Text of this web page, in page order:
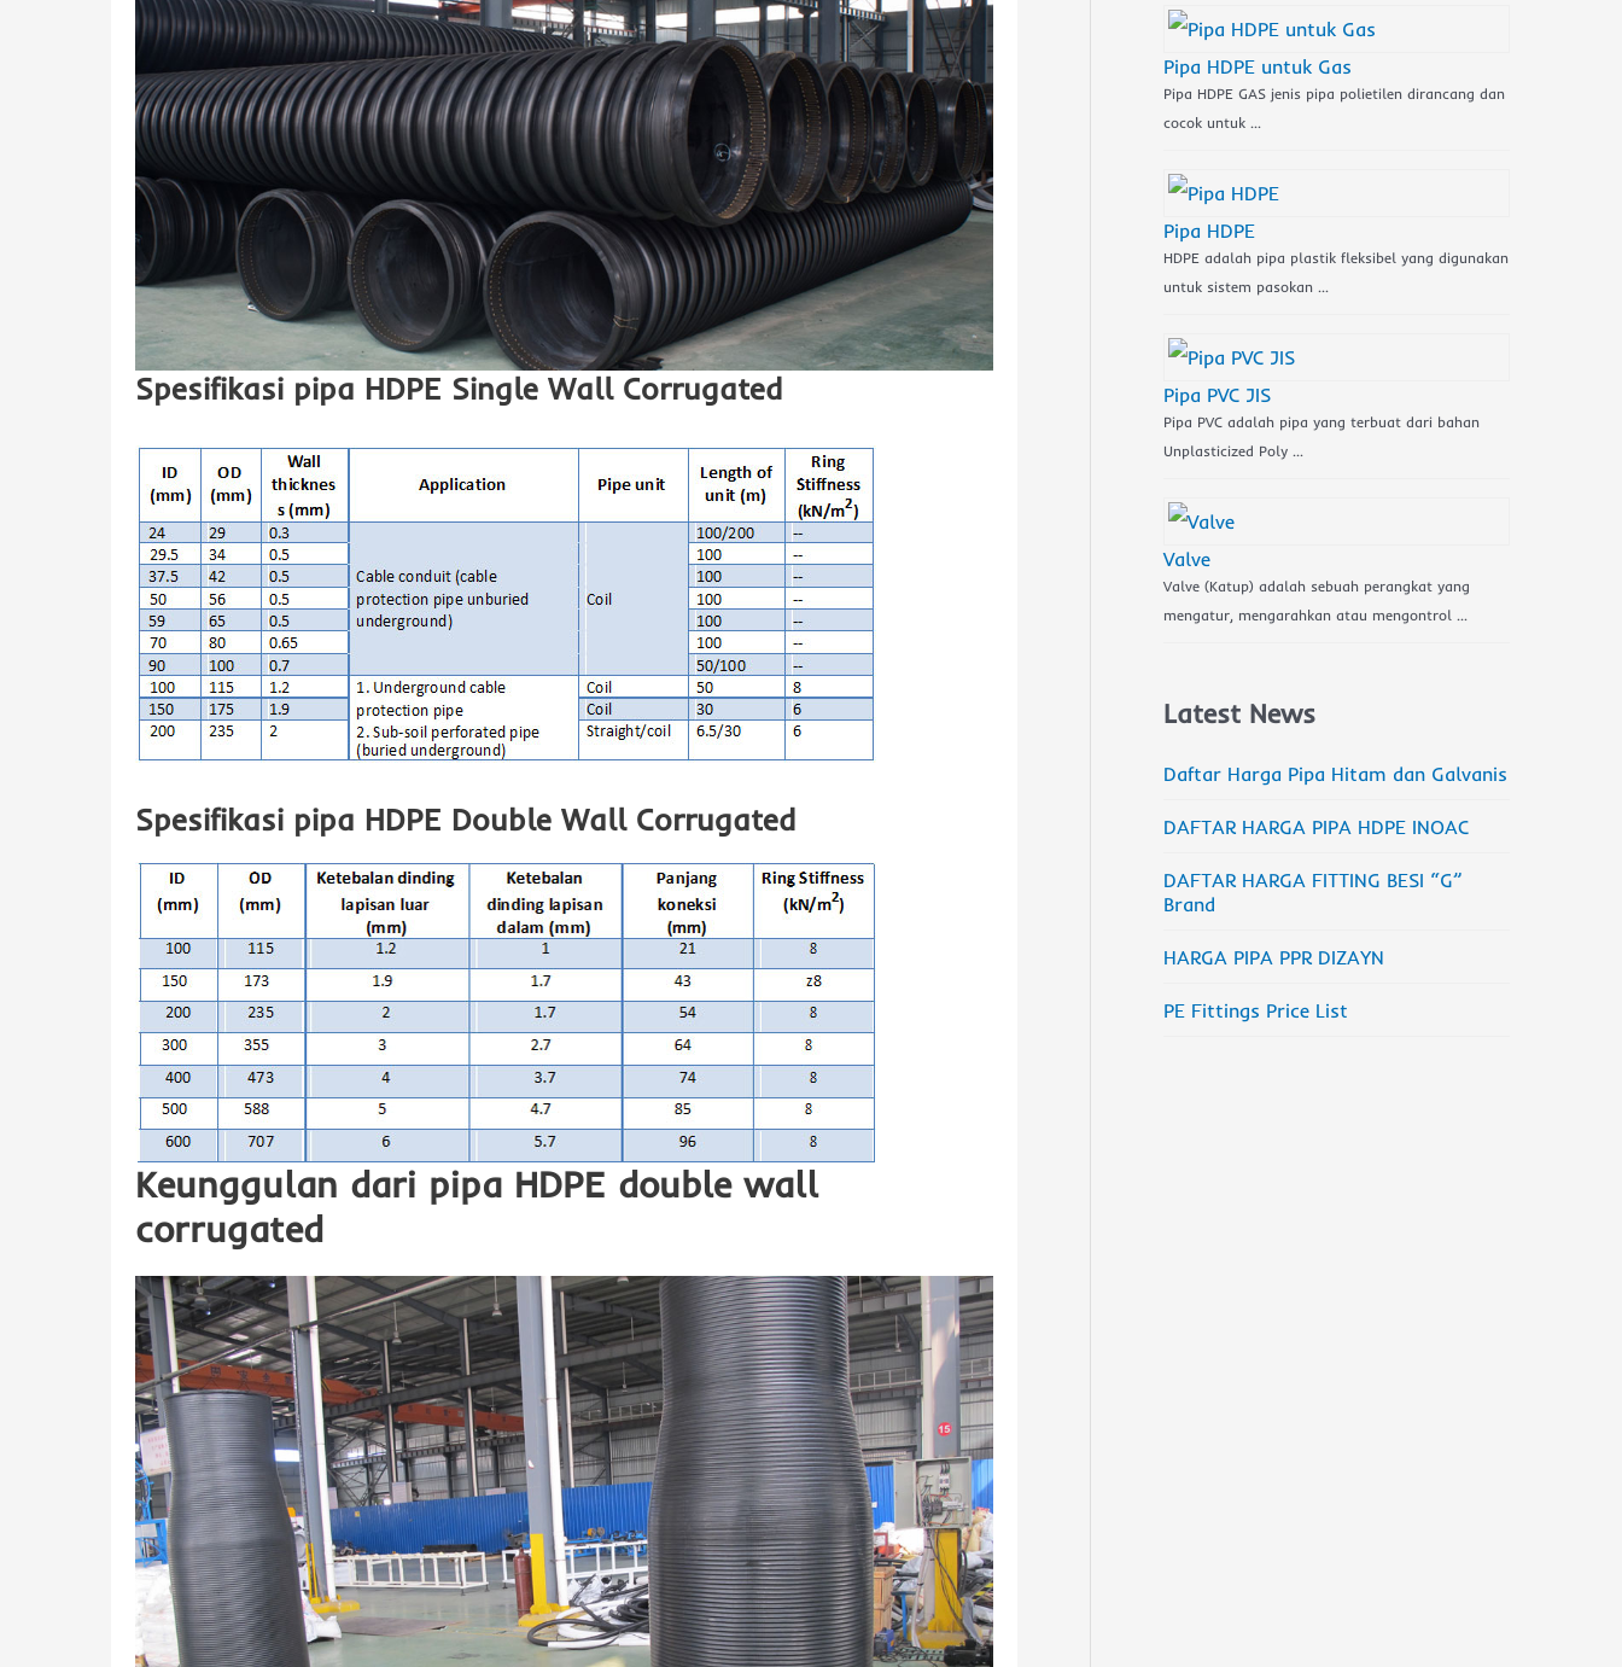
Spesifikasi pipa HDPE Single Wall Corrugated
Spesifikasi pipa HDPE Double Wall Corrugated
Keunggulan dari pipa HDPE double wall
corrugated
Pipa HDPE untuk Gas
Pipa HDPE GAS jenis pipa polietilen dirancang dan
cocok untuk …
Pipa HDPE
HDPE adalah pipa plastik fleksibel yang digunakan
untuk sistem pasokan …
Pipa PVC JIS
Pipa PVC adalah pipa yang terbuat dari bahan
Unplasticized Poly …
Valve
Valve (Katup) adalah sebuah perangkat yang
mengatur, mengarahkan atau mengontrol …
Latest News
Daftar Harga Pipa Hitam dan Galvanis
DAFTAR HARGA PIPA HDPE INOAC
DAFTAR HARGA FITTING BESI “G”
Brand
HARGA PIPA PPR DIZAYN
PE Fittings Price List